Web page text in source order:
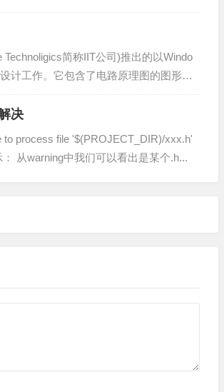
简称IIT公司)推出的以Windo
计工作。它包含了电路原理图的图形输
力。 这两天...
决
process file '$(PROJECT_DIR)/xxx.h'
从warning中我们可以看出是某个.h...